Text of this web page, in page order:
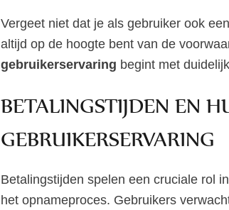
Vergeet niet dat je als gebruiker ook
altijd op de hoogte bent van de
gebruikerservaring begint met
BETALINGSTIJDEN EN
GEBRUIKERSERVARING
Betalingstijden spelen een cruciale rol
het opnameproces. Gebruikers